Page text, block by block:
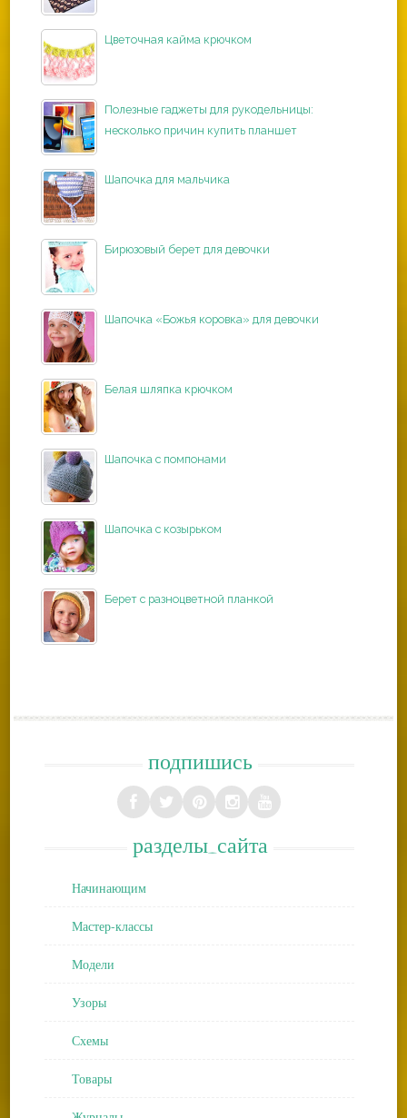
Цветочная кайма крючком
Полезные гаджеты для рукодельницы:
несколько причин купить планшет
Шапочка для мальчика
Бирюзовый берет для девочки
Шапочка «Божья коровка» для девочки
Белая шляпка крючком
Шапочка с помпонами
Шапочка с козырьком
Берет с разноцветной планкой
подпишись
разделы_сайта
Начинающим
Мастер-классы
Модели
Узоры
Схемы
Товары